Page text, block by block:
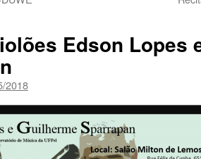
Edson Lopes
2018